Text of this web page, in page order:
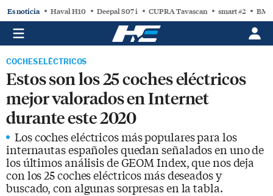
Es noticia Haval H10 Deepal S07 i CUPRA Tavascan smart #2
COCHES ELÉCTRICOS
Estos son los 25 coches eléctricos
mejor valorados en Internet
durante este 2020
Los coches eléctricos más populares para los
internautas españoles quedan señalados en uno de
los últimos análisis de GEOM Index, que nos deja
con los 25 coches eléctricos más deseados y
buscado, con algunas sorpresas en la tabla.